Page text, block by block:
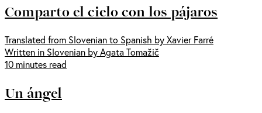
Comparto el cielo con los pájaros
Translated from Slovenian to Spanish by Xavier Farré
Written in Slovenian by Agata Tomažič
10 minutes read
Un ángel